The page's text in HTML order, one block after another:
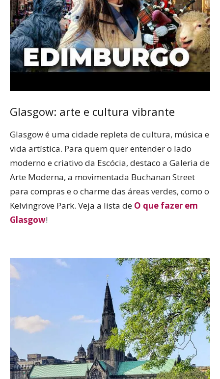
Glasgow: arte e cultura vibrante
Glasgow é uma cidade repleta de cultura, música e
vida artística. Para quem quer entender o lado
moderno e criativo da Escócia, destaco a Galeria de
Arte Moderna, a movimentada Buchanan Street
para compras e o charme das áreas verdes, como o
Kelvingrove Park. Veja a lista de O que fazer em
Glasgow!